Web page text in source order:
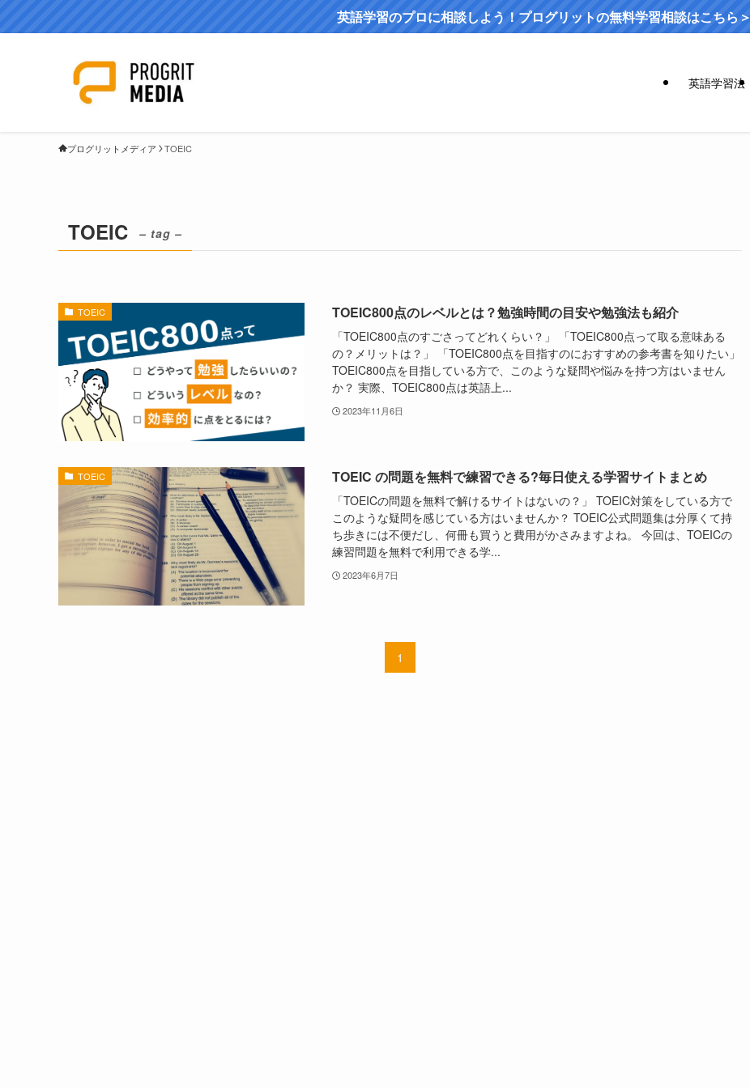
英語学習のプロに相談しよう！プログリットの無料学習相談はこちら＞
英語学習法
プログリットメディア TOEIC
TOEIC – tag –
TOEIC TOEIC800点のレベルとは？勉強時間の目安や勉強法も紹介
「TOEIC800点のすごさってどれくらい？」 「TOEIC800点って取る意味ある
の？メリットは？」 「TOEIC800点を目指すのにおすすめの参考書を知りたい」
TOEIC800点を目指している方で、このような疑問や悩みを持つ方はいません
か？ 実際、TOEIC800点は英語上...
2023年11月6日
TOEIC TOEIC の問題を無料で練習できる?毎日使える学習サイトまとめ
「TOEICの問題を無料で解けるサイトはないの？」 TOEIC対策をしている方で
このような疑問を感じている方はいませんか？ TOEIC公式問題集は分厚くて持
ち歩きには不便だし、何冊も買うと費用がかさみますよね。 今回は、TOEICの
練習問題を無料で利用できる学...
2023年6月7日
1